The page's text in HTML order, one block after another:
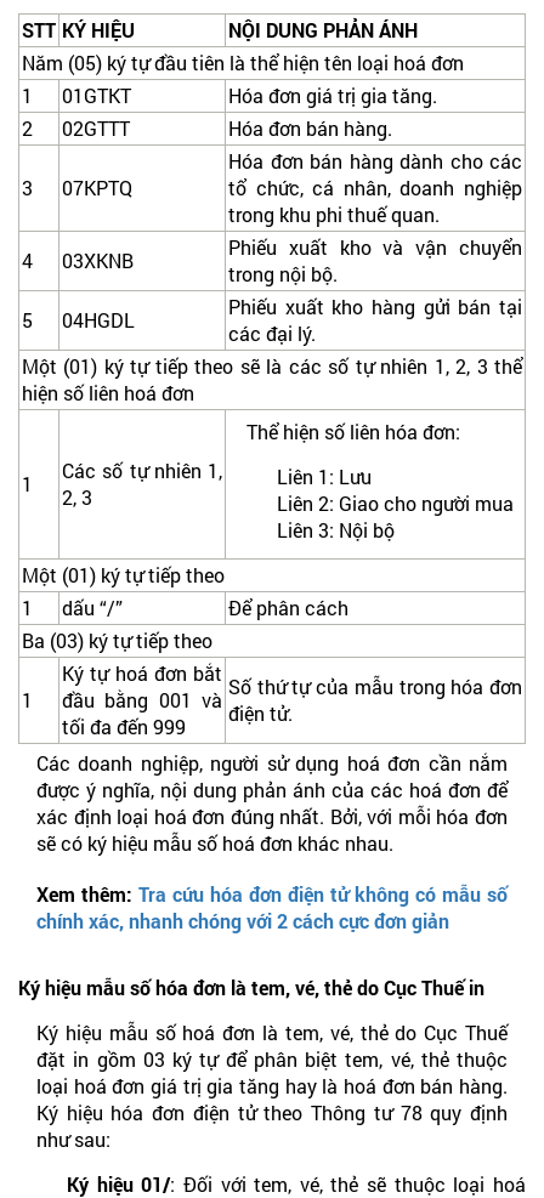
STT KÝ HIỆU
NỘI DUNG PHẢN ÁNH
Năm (05) ký tự đầu tiên là thể hiện tên loại hoá đơn
1
01GTKT
Hóa đơn giá trị gia tăng.
2
02GTTT Hóa đơn bán hàng.
3 07KPTQ
Hóa đơn bán hàng dành cho các
tổ chức, cá nhân, doanh nghiệp
trong khu phi thuế quan.
4
03XKNB
Phiếu xuất kho và vận chuyển
trong nội bộ.
5
04HGDL
Phiếu xuất kho hàng gửi bán tại
các đại lý.
Một (01) ký tự tiếp theo sẽ là các số tự nhiên 1, 2, 3 thể
hiện số liên hoá đơn
1
Các số tự nhiên 1,
2, 3
Thể hiện số liên hóa đơn:
Liên 1: Lưu
Liên 2: Giao cho người mua
Liên 3: Nội bộ
Một (01) ký tự tiếp theo
1
dấu “/”
Để phân cách
Ba (03) ký tự tiếp theo
1
Ký tự hoá đơn bắt
đầu bằng 001 và
tối đa đến 999
Số thứ tự của mẫu trong hóa đơn
điện tử.
Các doanh nghiệp, người sử dụng hoá đơn cần nắm
được ý nghĩa, nội dung phản ánh của các hoá đơn để
xác định loại hoá đơn đúng nhất. Bởi, với mỗi hóa đơn
sẽ có ký hiệu mẫu số hoá đơn khác nhau.
Xem thêm: Tra cứu hóa đơn điện tử không có mẫu số
chính xác, nhanh chóng với 2 cách cực đơn giản
Ký hiệu mẫu số hóa đơn là tem, vé, thẻ do Cục Thuế in
Ký hiệu mẫu số hoá đơn là tem, vé, thẻ do Cục Thuế
đặt in gồm 03 ký tự để phân biệt tem, vé, thẻ thuộc
loại hoá đơn giá trị gia tăng hay là hoá đơn bán hàng.
Ký hiệu hóa đơn điện tử theo Thông tư 78 quy định
như sau:
Ký hiệu 01/: Đối với tem, vé, thẻ sẽ thuộc loại hoá